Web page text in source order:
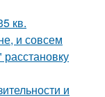
кв.
и совсем
и